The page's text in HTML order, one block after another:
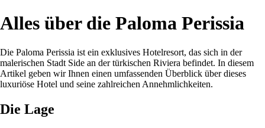
Alles über die Paloma Perissia
Die Paloma Perissia ist ein exklusives Hotelresort, das sich in der
malerischen Stadt Side an der türkischen Riviera befindet. In diesem
Artikel geben wir Ihnen einen umfassenden Überblick über dieses
luxuriöse Hotel und seine zahlreichen Annehmlichkeiten.
Die Lage